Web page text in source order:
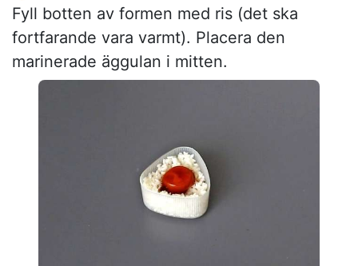
Fyll botten av formen med ris (det ska
fortfarande vara varmt). Placera den
marinerade äggulan i mitten.